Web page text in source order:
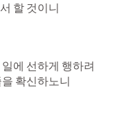
할 것이니
에 선하게 행하려
확신하노니